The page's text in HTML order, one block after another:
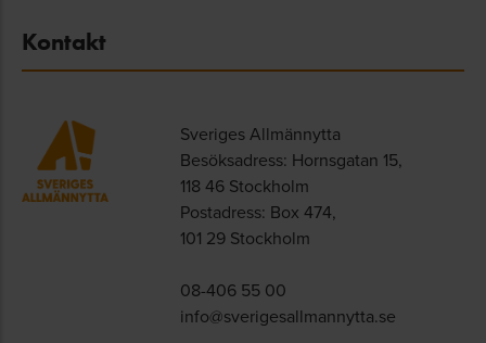
Kontakt
Sveriges Allmännytta
Besöksadress: Hornsgatan 15,
118 46 Stockholm
Postadress: Box 474,
101 29 Stockholm
08-406 55 00
info@sverigesallmannytta.se